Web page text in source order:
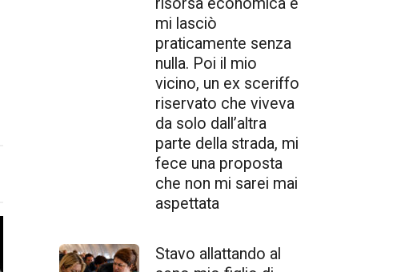
mi lasciò
praticamente senza
nulla. Poi il mio
vicino, un ex sceriffo
riservato che viveva
da solo dall’altra
parte della strada, mi
fece una proposta
che non mi sarei mai
aspettata
Stavo allattando al